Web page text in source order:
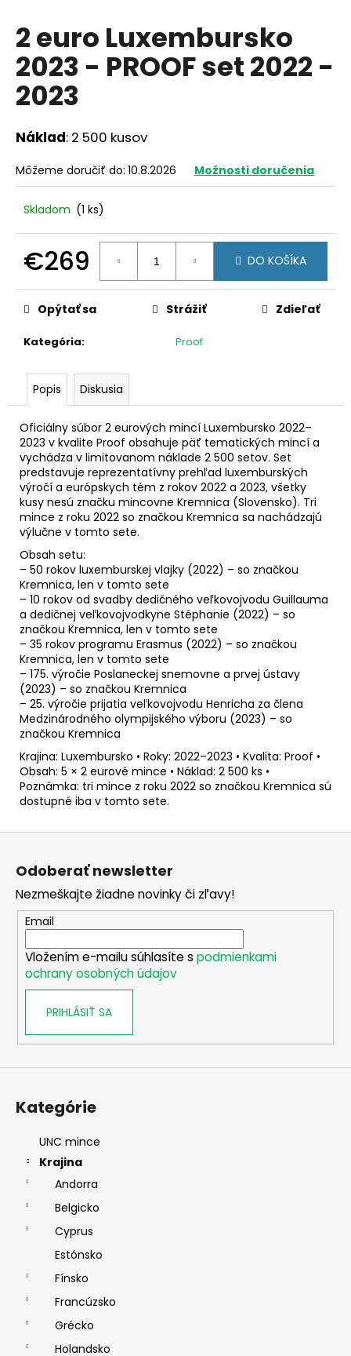
2 euro Luxembursko
2023 - PROOF set 2022 -
2023
Náklad: 2 500 kusov
Môžeme doručiť do: 10.8.2026 Možnosti doručenia
Skladom (1 ks)
€269
cena:
DO KOŠÍKA
Kategória: Proof
Opýtať sa Strážiť Zdieľať
Popis Diskusia
Oficiálny súbor 2 eurových mincí Luxembursko 2022–
2023 v kvalite Proof obsahuje päť tematických mincí a
vychádza v limitovanom náklade 2 500 setov. Set
predstavuje reprezentatívny prehľad luxemburských
výročí a európskych tém z rokov 2022 a 2023, všetky
kusy nesú značku mincovne Kremnica (Slovensko). Tri
mince z roku 2022 so značkou Kremnica sa nachádzajú
výlučne v tomto sete.
Obsah setu:
– 50 rokov luxemburskej vlajky (2022) – so značkou
Kremnica, len v tomto sete
– 10 rokov od svadby dedičného veľkovojvodu Guillauma
a dedičnej veľkovojvodkyne Stéphanie (2022) – so
značkou Kremnica, len v tomto sete
– 35 rokov programu Erasmus (2022) – so značkou
Kremnica, len v tomto sete
– 175. výročie Poslaneckej snemovne a prvej ústavy
(2023) – so značkou Kremnica
– 25. výročie prijatia veľkovojvodu Henricha za člena
Medzinárodného olympijského výboru (2023) – so
značkou Kremnica
Krajina: Luxembursko • Roky: 2022–2023 • Kvalita: Proof •
Obsah: 5 × 2 eurové mince • Náklad: 2 500 ks •
Poznámka: tri mince z roku 2022 so značkou Kremnica sú
dostupné iba v tomto sete.
j
s
ť
?
O
d
p
o
ú
e
2
EURO
ÍRSKO
2026
-
PREDSEDNÍCTVO
RADE
EÚ
(UNC)
€3,50
Z
Odoberať newsletter
Nezmeškajte žiadne novinky či zľavy!
Email
Vložením e-mailu súhlasíte s podmienkami
ochrany osobných údajov
PRIHLÁSIŤ SA
Kategórie
UNC mince
Krajina
Andorra
Belgicko
Cyprus
Estónsko
Fínsko
Francúzsko
Grécko
Holandsko